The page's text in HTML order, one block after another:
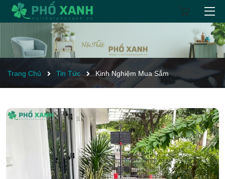
Trang Chủ Tin Tức Kinh Nghiệm Mua Sắm